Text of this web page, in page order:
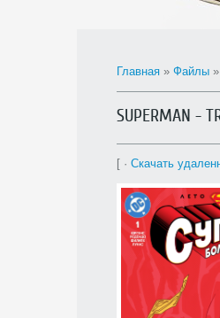
Главная » Файлы »
SUPERMAN -
[ · Скачать